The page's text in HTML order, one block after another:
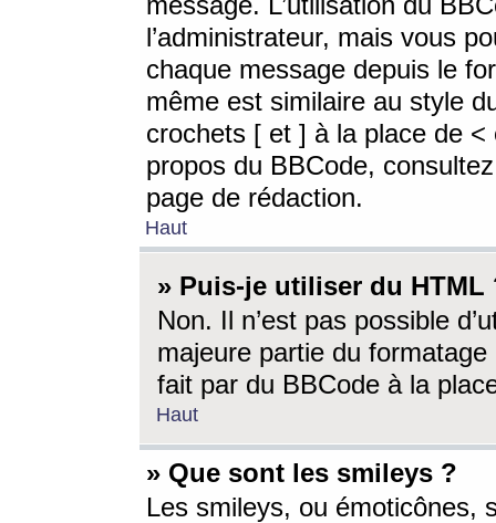
l’administrateur, mais vous
chaque message depuis le
même est similaire au style
crochets [ et ] à la place de <
propos du BBCode,
page de rédaction.
Haut
» Puis-je utiliser du HTML
Non. Il n’est pas possible
majeure partie du
fait par du BBCode à la
Haut
» Que sont les smileys ?
Les smileys, ou émoticônes,